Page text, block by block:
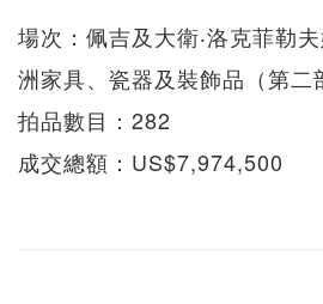
場次：佩吉及大衛‧洛克菲勒
洲家具、瓷器及裝飾品（第二
拍品數目：282
成交總額：US$7,974,500